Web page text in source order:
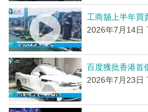
工商舖上半年買
2026年7月14日
百度獲批香港首
2026年7月23日